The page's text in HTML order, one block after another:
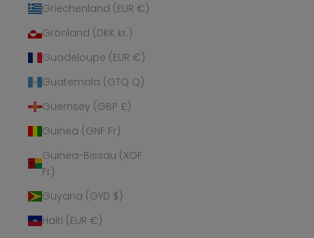
Griechenland (EUR €)
Grönland (DKK kr.)
Guadeloupe (EUR €)
Guatemala (GTQ Q)
Guernsey (GBP £)
Guinea (GNF Fr)
Guinea-Bissau (XOF
Fr)
Guyana (GYD $)
Haiti (EUR €)